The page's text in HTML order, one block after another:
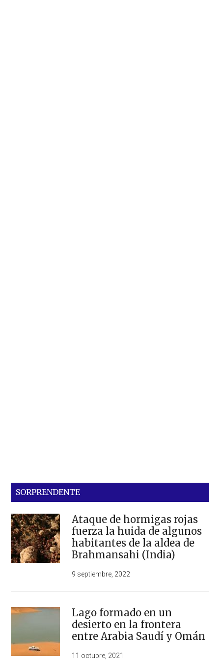
SORPRENDENTE
Ataque de hormigas rojas
fuerza la huida de algunos
habitantes de la aldea de
Brahmansahi (India)
9 septiembre, 2022
Lago formado en un
desierto en la frontera
entre Arabia Saudí y Omán
11 octubre, 2021